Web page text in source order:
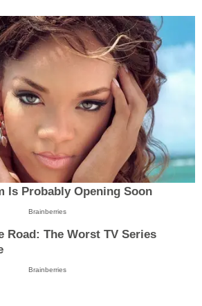
Is Probably Opening Soon
Brainberries
Road: The Worst TV Series
Brainberries